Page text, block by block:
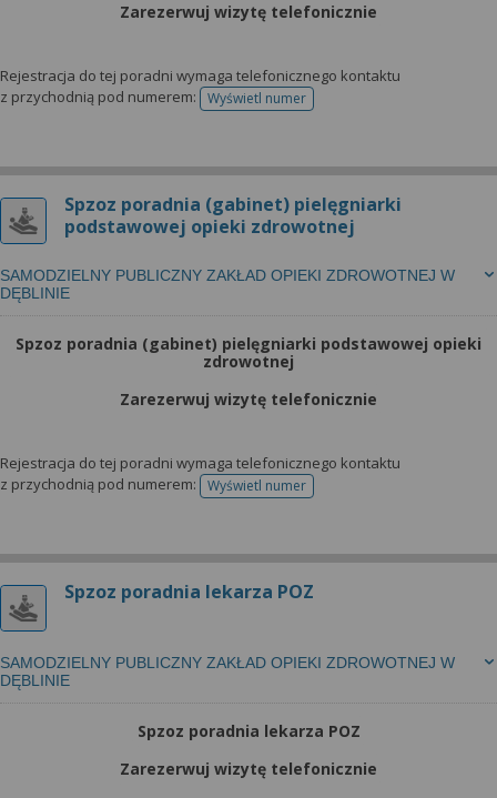
Zarezerwuj wizytę telefonicznie
Rejestracja do tej poradni wymaga telefonicznego kontaktu
z przychodnią pod numerem:
Wyświetl numertelefonu do rejestracji
Spzoz poradnia (gabinet) pielęgniarki
podstawowej opieki zdrowotnej
SAMODZIELNY PUBLICZNY ZAKŁAD OPIEKI ZDROWOTNEJ W
DĘBLINIE
Spzoz poradnia (gabinet) pielęgniarki podstawowej opieki
zdrowotnej
Zarezerwuj wizytę telefonicznie
Rejestracja do tej poradni wymaga telefonicznego kontaktu
z przychodnią pod numerem:
Wyświetl numertelefonu do rejestracji
Spzoz poradnia lekarza POZ
SAMODZIELNY PUBLICZNY ZAKŁAD OPIEKI ZDROWOTNEJ W
DĘBLINIE
Spzoz poradnia lekarza POZ
Zarezerwuj wizytę telefonicznie